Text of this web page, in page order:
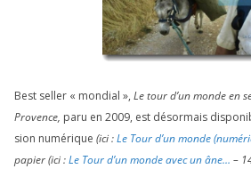
Best sel­ler « mon­dial », Le tour d’un monde en
Provence, paru en 2009, est désor­mais
sion numé­rique (ici :Le Tour d’un monde
papier (ici :Le Tour d’un monde avec un âne… –